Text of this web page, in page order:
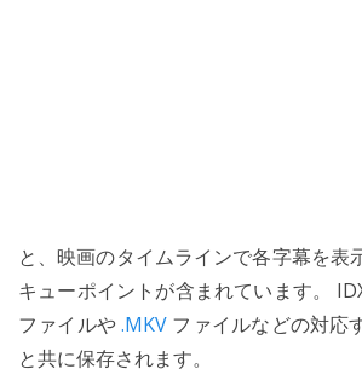
と、映画のタイムラインで各字幕を表
キューポイントが含まれています。
ファイルや.MKV ファイルなどの対応
と共に保存されます。